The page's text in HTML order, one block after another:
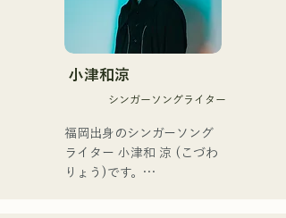
└2023年12月1日に3rd
EP『夢戦夜』をリリース。
└EPを携え、卒論と並行し
ながら全国ツアー「せいの
└ツアーファイナルは2月
18日に地元長崎で、大学の
同期バンドと主催イベント
として開催した。
ドが特徴であり、独特な
AREINTサウンドを作り出
している。
「KBCラジオ ホークス中継
が採用された。
サウンドハウスとTuneCore
小津和涼
シンガーソングライター
福岡出身のシンガーソング
ライター 小津和 涼 (こづわ
りょう)です。